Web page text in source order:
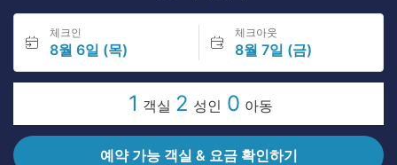
체크인
8월 6일 (목)
체크아웃
8월 7일 (금)
1 객실 2 성인 0 아동
예약 가능 객실 & 요금 확인하기